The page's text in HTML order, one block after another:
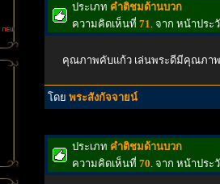
ประเภท คำติชมด้านบวก
ความคิดเห็นที่ 71. จาก หน้าประ
คุณภาพคับแก้ว เล่นพระดีมีคุณภาพ
โดย พระสังกัจจายน์
ประเภท คำติชมด้านบวก
ความคิดเห็นที่ 70. จาก หน้าประ